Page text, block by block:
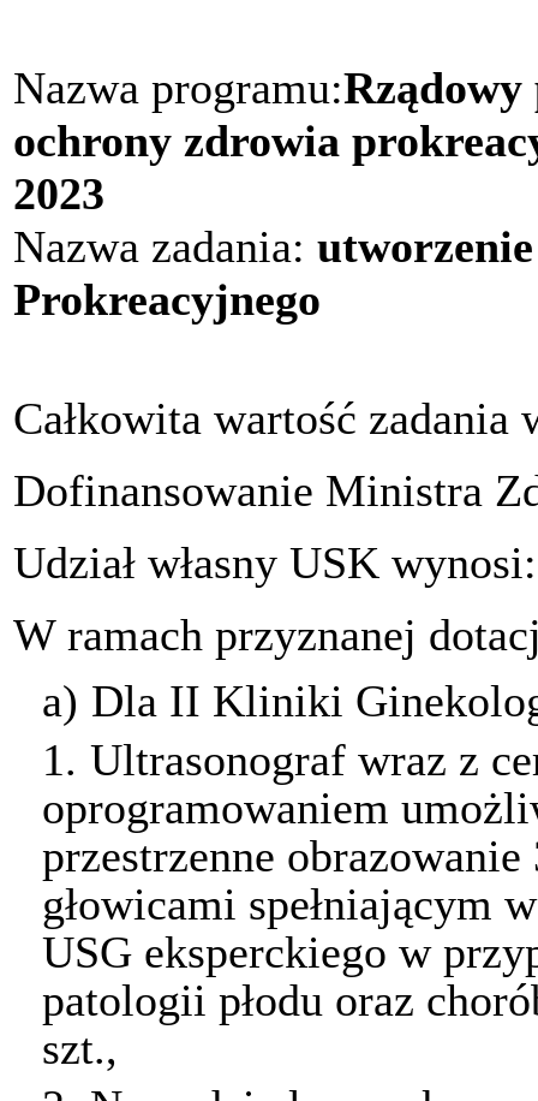
Nazwa programu:
ochrony zdrowia
2023
Nazwa zadania:
Prokreacyjnego
Całkowita wartość zadania
Dofinansowanie Ministra
Udział własny USK
W ramach przyznanej
a) Dla II Kliniki
1. Ultrasonograf wraz z
oprogramowaniem
przestrzenne
głowicami spełniającym
USG eksperckiego w
patologii płodu oraz
szt.,